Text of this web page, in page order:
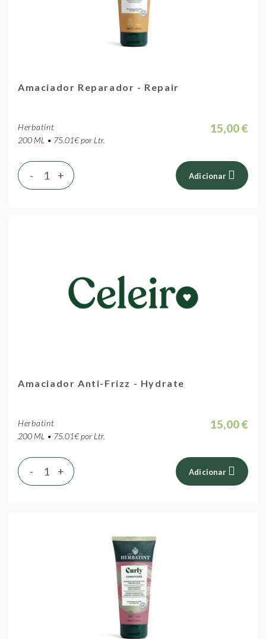
Amaciador Reparador - Repair
Herbatint
200 ML • 75.01€ por Ltr.
15,00 €
+
- Adicionar
Amaciador Anti-Frizz - Hydrate
Herbatint
200 ML • 75.01€ por Ltr.
15,00 €
+
- Adicionar